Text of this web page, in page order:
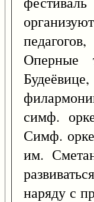
Оперные
симф.
Симф.
им.
наряду с